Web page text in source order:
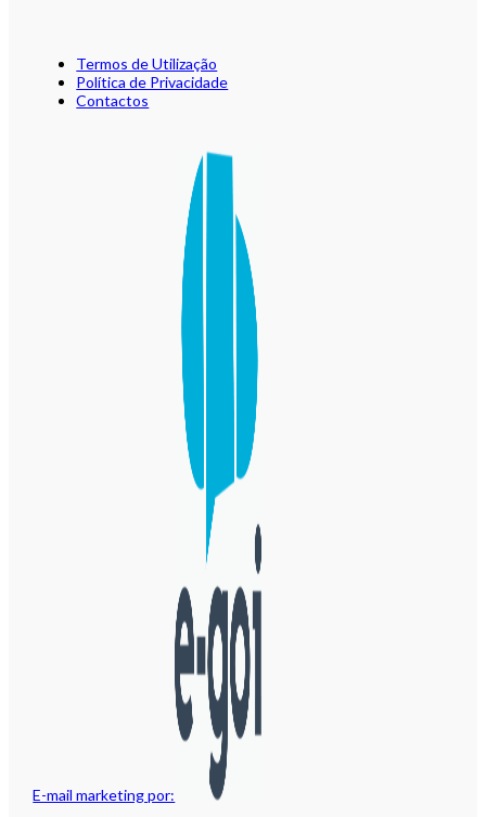
E-mail marketing por:
Termos de Utilização
Política de Privacidade
Contactos